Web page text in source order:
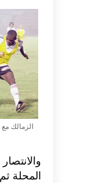
الزمالك
المحلة